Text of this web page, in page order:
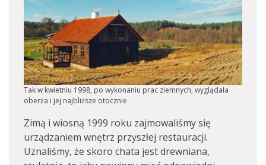
Tak w kwietniu 1998, po wykonaniu prac ziemnych, wyglądała
oberża i jej najbliższe otocznie
Zimą i wiosną 1999 roku zajmowaliśmy się
urządzaniem wnętrz przyszłej restauracji.
Uznaliśmy, że skoro chata jest drewniana,